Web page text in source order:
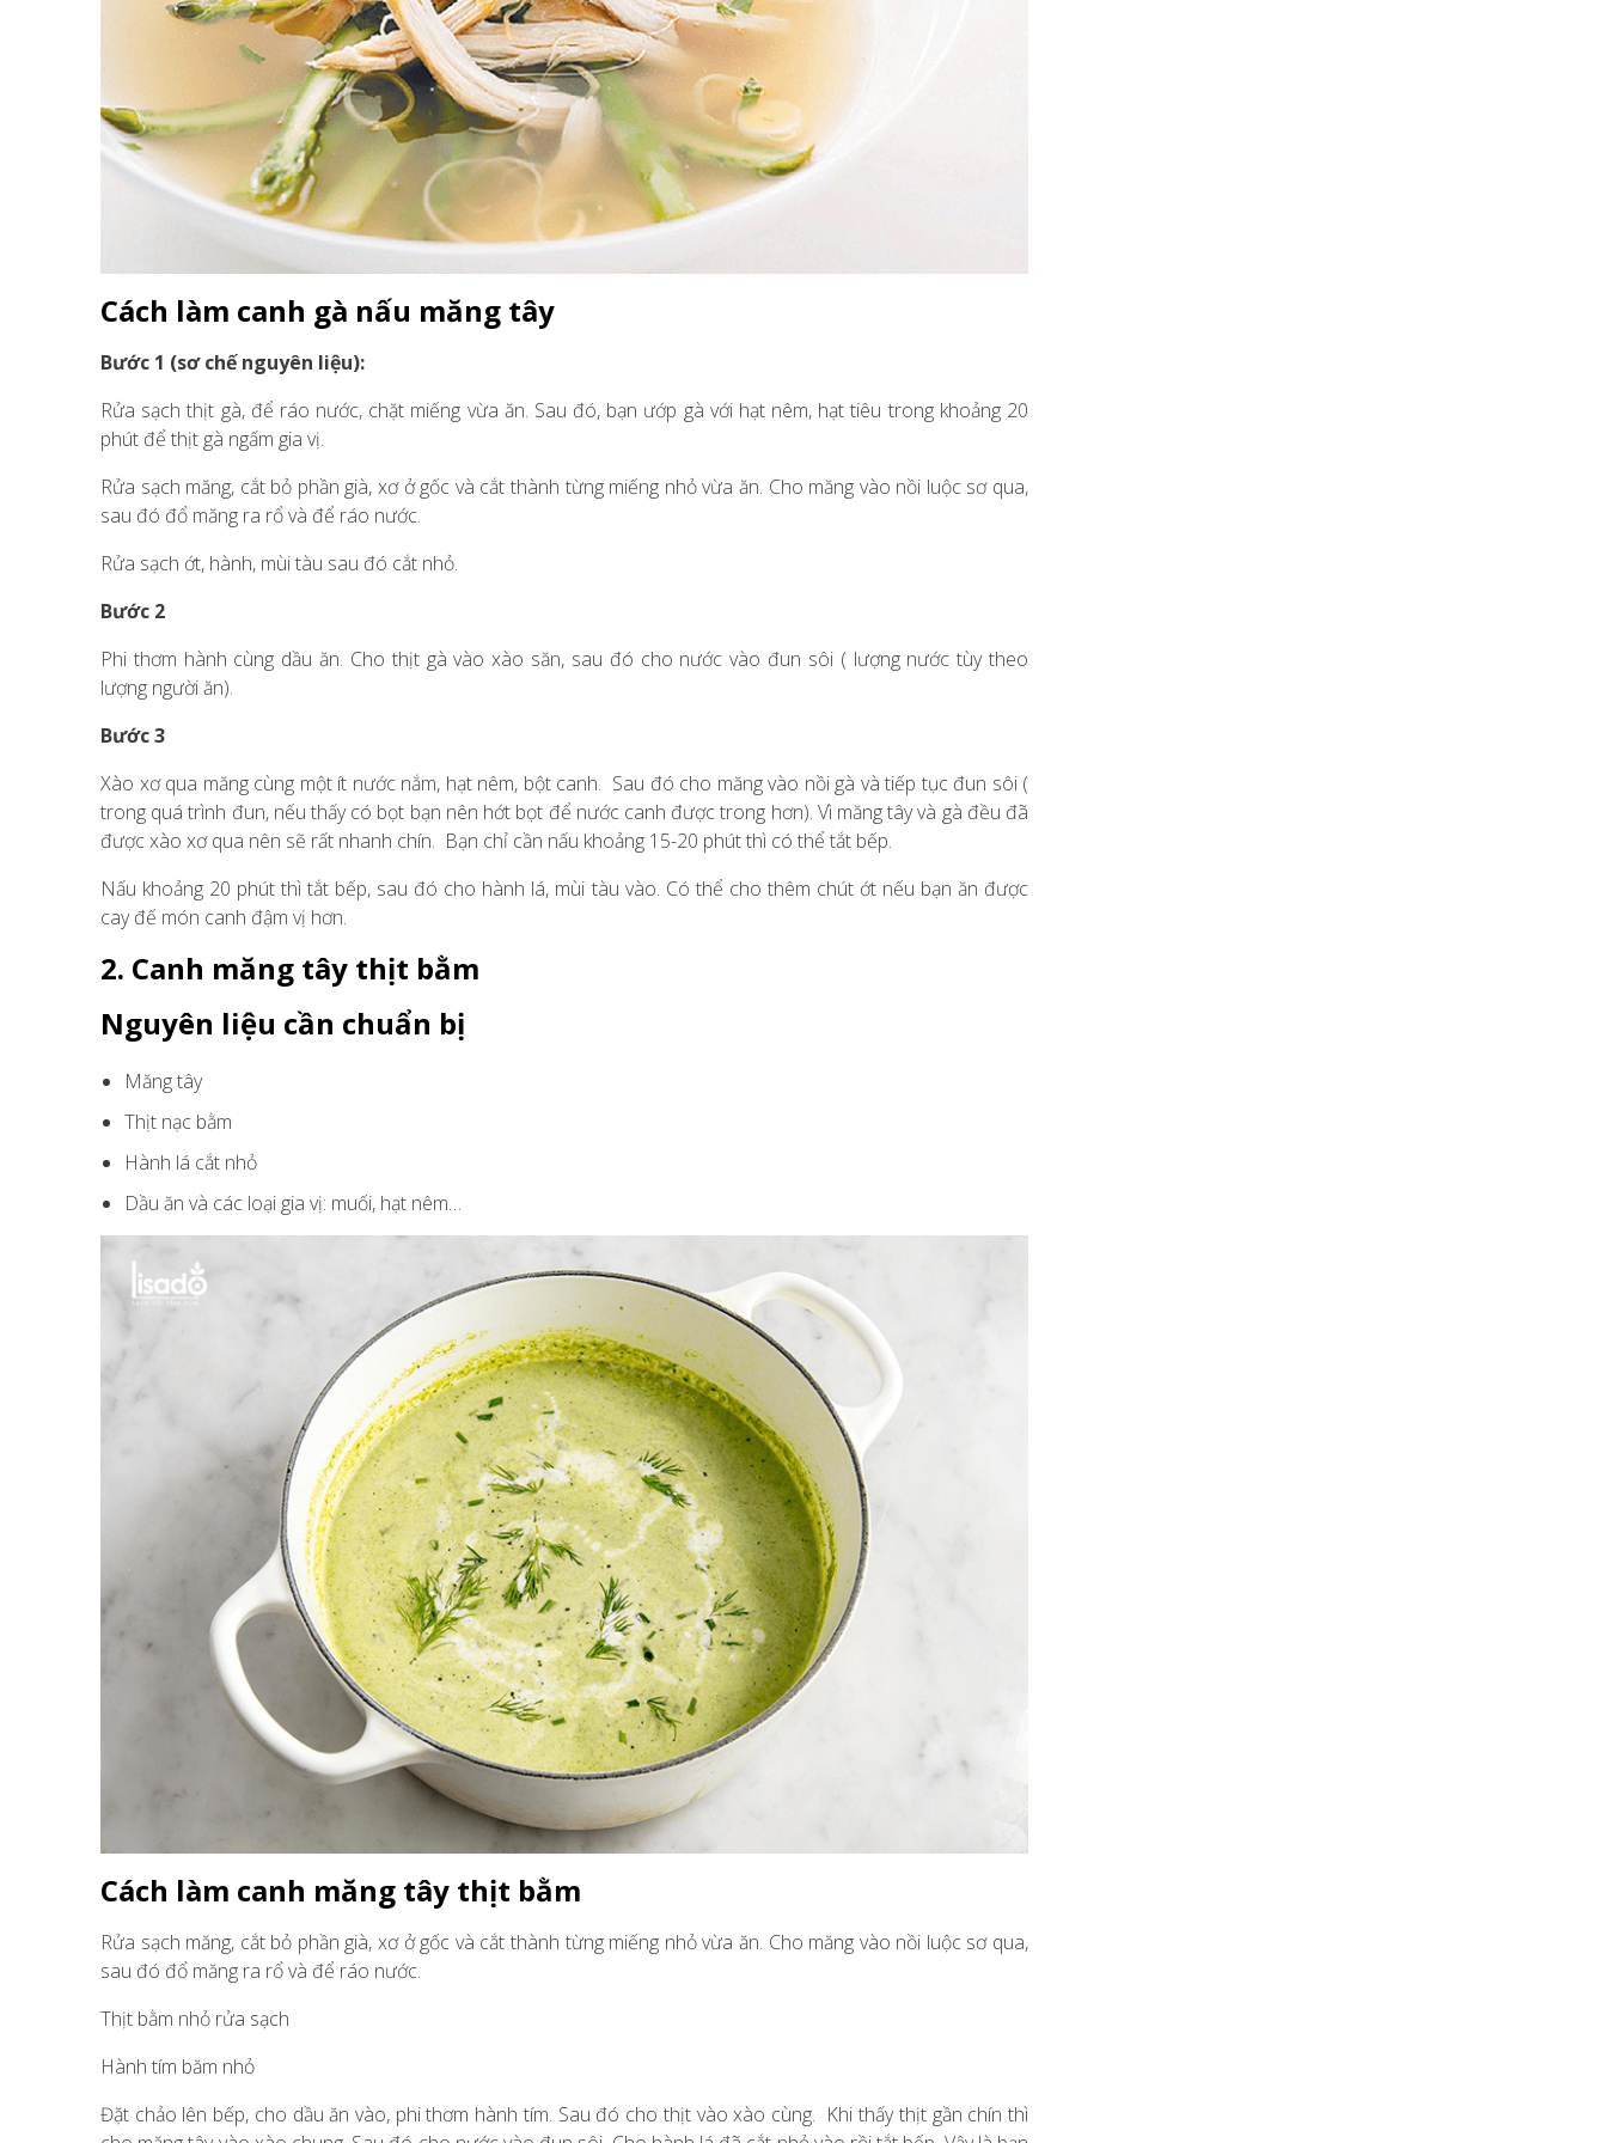
Cách làm canh gà nấu măng tây
Bước 1 (sơ chế nguyên liệu):
Rửa sạch thịt gà, để ráo nước, chặt miếng vừa ăn. Sau đó, bạn ướp gà với hạt nêm, hạt tiêu trong khoảng 20
phút để thịt gà ngấm gia vị.
Rửa sạch măng, cắt bỏ phần già, xơ ở gốc và cắt thành từng miếng nhỏ vừa ăn. Cho măng vào nồi luộc sơ qua,
sau đó đổ măng ra rổ và để ráo nước.
Rửa sạch ớt, hành, mùi tàu sau đó cắt nhỏ.
Bước 2
Phi thơm hành cùng dầu ăn. Cho thịt gà vào xào săn, sau đó cho nước vào đun sôi ( lượng nước tùy theo
lượng người ăn).
Bước 3
Xào xơ qua măng cùng một ít nước nắm, hạt nêm, bột canh. Sau đó cho măng vào nồi gà và tiếp tục đun sôi (
trong quá trình đun, nếu thấy có bọt bạn nên hớt bọt để nước canh được trong hơn). Vì măng tây và gà đều đã
được xào xơ qua nên sẽ rất nhanh chín. Bạn chỉ cần nấu khoảng 15-20 phút thì có thể tắt bếp.
Nấu khoảng 20 phút thì tắt bếp, sau đó cho hành lá, mùi tàu vào. Có thể cho thêm chút ớt nếu bạn ăn được
cay đế món canh đậm vị hơn.
2. Canh măng tây thịt bằm
Nguyên liệu cần chuẩn bị
Măng tây
Thịt nạc bằm
Hành lá cắt nhỏ
Dầu ăn và các loại gia vị: muối, hạt nêm…
Cách làm canh măng tây thịt bằm
Rửa sạch măng, cắt bỏ phần già, xơ ở gốc và cắt thành từng miếng nhỏ vừa ăn. Cho măng vào nồi luộc sơ qua,
sau đó đổ măng ra rổ và để ráo nước.
Thịt bằm nhỏ rửa sạch
Hành tím băm nhỏ
Đặt chảo lên bếp, cho dầu ăn vào, phi thơm hành tím. Sau đó cho thịt vào xào cùng. Khi thấy thịt gần chín thì